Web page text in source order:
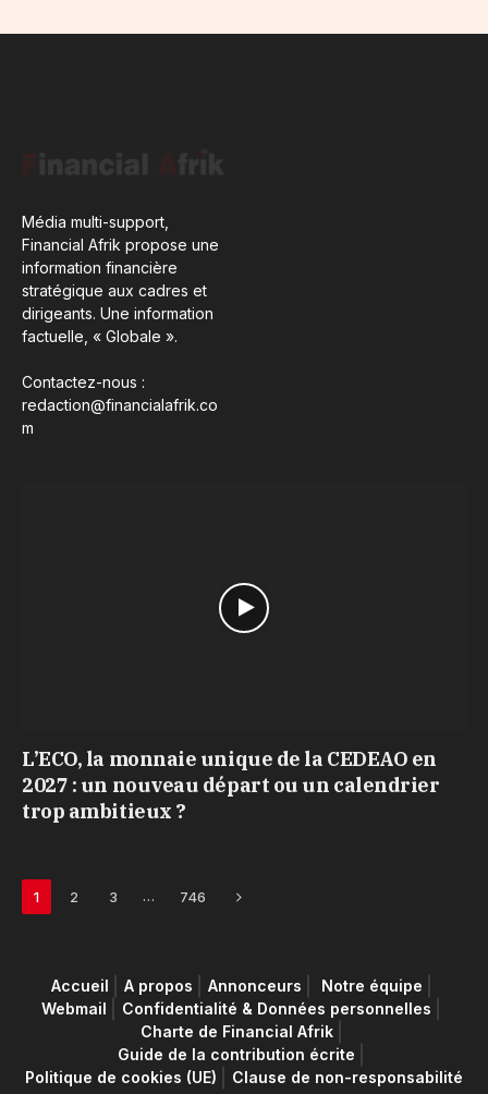
Média multi-support,
Financial Afrik propose une
information financière
stratégique aux cadres et
dirigeants. Une information
factuelle, « Globale ».
Contactez-nous :
redaction@financialafrik.co
m
L’ECO, la monnaie unique de la CEDEAO en
2027 : un nouveau départ ou un calendrier
trop ambitieux ?
1 2 3 … 746 Next
Accueil A propos Annonceurs
Notre équipe
Webmail
Confidentialité & Données personnelles
Charte de Financial Afrik
Guide de la contribution écrite
Politique de cookies (UE)
Clause de non-responsabilité